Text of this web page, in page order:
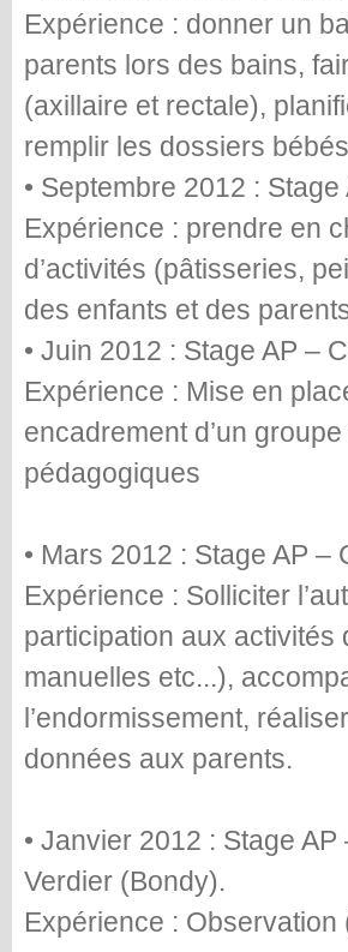
Expérience : donner un
parents lors des bains,
(axillaire et rectale),
remplir les dossiers bébés
• Septembre 2012 :
Expérience : prendre en
d’activités (pâtisseries,
des enfants et des
• Juin 2012 : Stage AP –
Expérience : Mise en
encadrement d’un
pédagogiques
• Mars 2012 : Stage AP
Expérience : Solliciter
participation aux activités
manuelles etc...),
l’endormissement,
données aux parents.
• Janvier 2012 : Stage
Verdier (Bondy).
Expérience :